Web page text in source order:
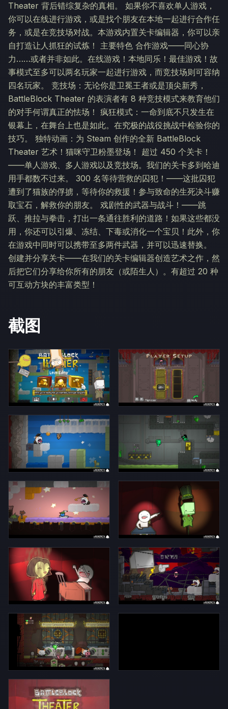
Theater 背后错综复杂的真相。 如果你不喜欢单人游戏，
你可以在线进行游戏，或是找个朋友在本地一起进行合作任
务，或是在竞技场对战。本游戏内置关卡编辑器，你可以亲
自打造让人抓狂的试炼！ 主要特色 合作游戏——同心协
力……或者并非如此。在线游戏！本地同乐！最佳游戏！故
事模式至多可以两名玩家一起进行游戏，而竞技场则可容纳
四名玩家。 竞技场：无论你是卫冕王者或是顶尖新秀，
BattleBlock Theater 的表演者有 8 种竞技模式来教育他们
的对手何谓真正的怯场！ 疯狂模式：一命到底不只发生在
银幕上，在舞台上也是如此。在究极的战役挑战中检验你的
技巧。 独特动画：为 Steam 创作的全新 BattleBlock
Theater 艺术！猫咪守卫粉墨登场！ 超过 450 个关卡！
——单人游戏、多人游戏以及竞技场。我们的关卡多到哈迪
用手都数不过来。 300 名等待营救的囚犯！——这批囚犯
遭到了猫族的俘掳，等待你的救援！参与致命的生死决斗赚
取宝石，解救你的朋友。 戏剧性的武器与战斗！——跳
跃、推拉与拳击，打出一条通往胜利的道路！如果这些都没
用，你还可以引爆、冻结、下毒或消化一个宝贝！此外，你
在游戏中同时可以携带至多两件武器，并可以迅速替换。
创建并分享关卡——在我们的关卡编辑器创造艺术之作，然
后把它们分享给你所有的朋友（或陌生人）。有超过 20 种
可互动方块的丰富类型！
截图